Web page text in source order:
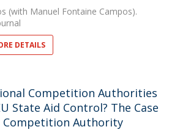
(with Manuel Fontaine Campos).
DETAILS
Competition Authorities
State Aid Control? The Case
Competition Authority